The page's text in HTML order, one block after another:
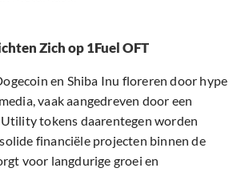
Zich op 1Fuel OFT
en Shiba Inu floreren door hype
vaak aangedreven door een
tokens daarentegen worden
financiële projecten binnen de
voor langdurige groei en